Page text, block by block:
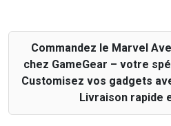
Commandez le Marvel
chez GameGear – votre
Customisez vos gadgets
Livraison rapide